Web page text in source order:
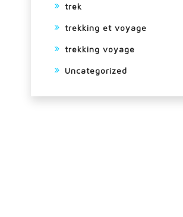
trek
trekking et voyage
trekking voyage
Uncategorized